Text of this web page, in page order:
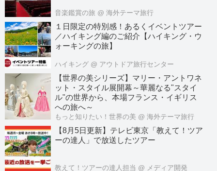
音楽鑑賞の旅 @ 海外テーマ旅行
１日限定の特別感！あるくイベントツアー
／ハイキング編のご紹介【ハイキング・ウ
ォーキングの旅】
ハイキング @ アウトドア旅行センター
【世界の美シリーズ】マリー・アントワネ
ット・スタイル展開幕～華麗なる"スタイ
ル"の世界から、本場フランス・イギリス
への旅へ～
もっと知りたい！世界の美 @ 海外テーマ旅行
【8月5日更新】テレビ東京「教えて！ツア
ーの達人」で放送したツアー
教えて！ツアーの達人担当 @ メディア開発